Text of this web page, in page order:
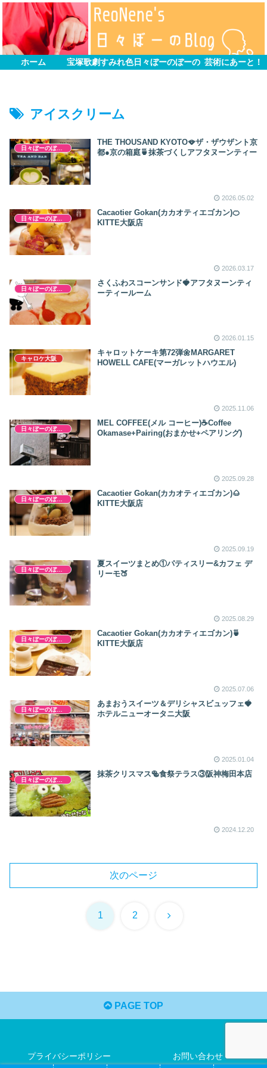
ホーム 宝塚歌劇すみれ色日々ぼーのぼーの 芸術にあーと！
アイスクリーム
日々ぼーのぼーの
THE THOUSAND KYOTO🪭ザ・ザウザント京
都●京の箱庭🍵抹茶づくしアフタヌーンティー
2026.05.02
日々ぼーのぼーの
Cacaotier Gokan(カカオティエゴカン)🍊
KITTE大阪店
2026.03.17
日々ぼーのぼーの
さくふわスコーンサンド🍓アフタヌーンティ
ーティールーム
2026.01.15
キャロケ大阪
キャロットケーキ第72弾🌼MARGARET
HOWELL CAFE(マーガレットハウエル)
2025.11.06
日々ぼーのぼーの
MEL COFFEE(メル コーヒー)☕Coffee
Okamase+Pairing(おまかせ+ペアリング)
2025.09.28
日々ぼーのぼーの
Cacaotier Gokan(カカオティエゴカン)🌰
KITTE大阪店
2025.09.19
日々ぼーのぼーの
夏スイーツまとめ①パティスリー&カフェ デ
リーモ🍑
2025.08.29
日々ぼーのぼーの
Cacaotier Gokan(カカオティエゴカン)🍵
KITTE大阪店
2025.07.06
日々ぼーのぼーの
あまおうスイーツ＆デリシャスビュッフェ🍓
ホテルニューオータニ大阪
2025.01.04
日々ぼーのぼーの
抹茶クリスマス🥯食祭テラス③阪神梅田本店
2024.12.20
次のページ
1 2 次
PAGE TOP
プライバシーポリシー お問い合わせ